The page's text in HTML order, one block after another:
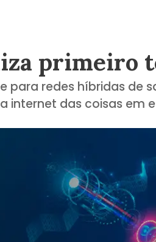
primeiro
para redes híbridas de
internet das coisas em